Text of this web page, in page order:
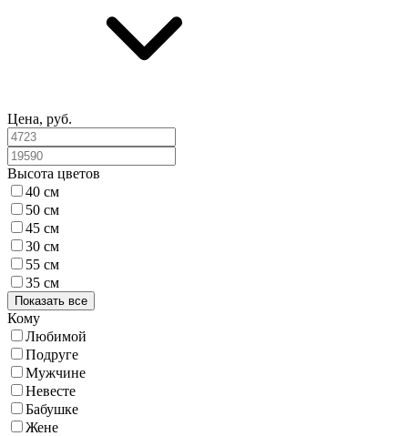
Цена, руб.
Высота цветов
40 см
50 см
45 см
30 см
55 см
35 см
Показать все
Кому
Любимой
Подруге
Мужчине
Невесте
Бабушке
Жене